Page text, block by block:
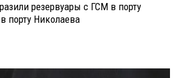
резервуары с ГСМ в порту
порту Николаева